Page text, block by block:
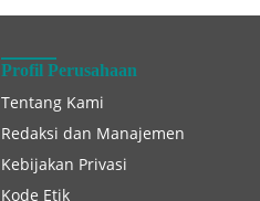
Profil Perusahaan
Tentang Kami
Redaksi dan Manajemen
Kebijakan Privasi
Kode Etik